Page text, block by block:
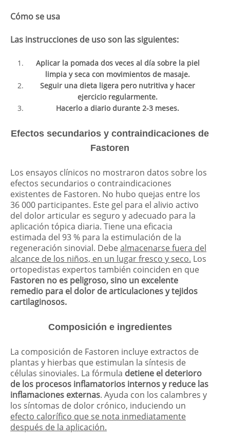
Cómo se usa
Las instrucciones de uso son las siguientes:
Aplicar la pomada dos veces al día sobre la piel
limpia y seca con movimientos de masaje.
Seguir una dieta ligera pero nutritiva y hacer
ejercicio regularmente.
Hacerlo a diario durante 2-3 meses.
Efectos secundarios y contraindicaciones de
Fastoren
Los ensayos clínicos no mostraron datos sobre los
efectos secundarios o contraindicaciones
existentes de Fastoren. No hubo quejas entre los
36 000 participantes. Este gel para el alivio activo
del dolor articular es seguro y adecuado para la
aplicación tópica diaria. Tiene una eficacia
estimada del 93 % para la estimulación de la
regeneración sinovial. Debealmacenarse fuera del
alcance de los niños, en un lugar fresco y seco. Los
ortopedistas expertos también coinciden en que
Fastoren no es peligroso, sino un excelente
remedio para el dolor de articulaciones y tejidos
cartilaginosos.
Composición e ingredientes
La composición de Fastoren incluye extractos de
plantas y hierbas que estimulan la síntesis de
células sinoviales. La fórmula detiene el deterioro
de los procesos inflamatorios internos y reduce las
inflamaciones externas. Ayuda con los calambres y
los síntomas de dolor crónico, induciendo un
efecto calorífico que se nota inmediatamente
después de la aplicación.